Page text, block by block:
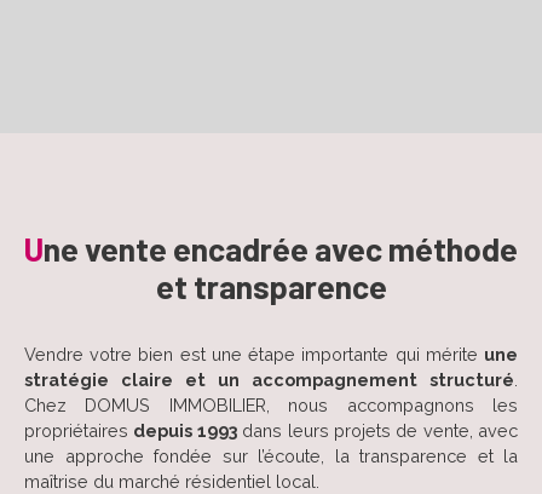
Une vente encadrée avec méthode
et transparence
Vendre votre bien est une étape importante qui mérite une
stratégie claire et un accompagnement structuré
Chez DOMUS IMMOBILIER, nous accompagnons les
propriétaires depuis 1993 dans leurs projets de vente, avec
une approche fondée sur l’écoute, la transparence et la
maîtrise du marché résidentiel local.